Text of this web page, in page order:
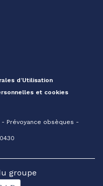
d’Utilisation
et cookies
Prévoyance obsèques -
groupe